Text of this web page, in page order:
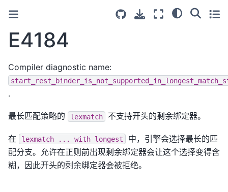
E4184
Compiler diagnostic name:
.
最长匹配策略的 lexmatch 不支持开头的剩余绑定器。
在 lexmatch ... with longest
中，引擎会选择最长的匹
配分支。允许在正则前出现剩余绑定器会让这个选择变得含
糊，因此开头的剩余绑定器会被拒绝。